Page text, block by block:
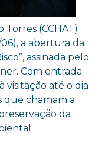
(CCHAT)
a abertura da
assinada pelo
Com entrada
visitação até o dia
chamam a
da